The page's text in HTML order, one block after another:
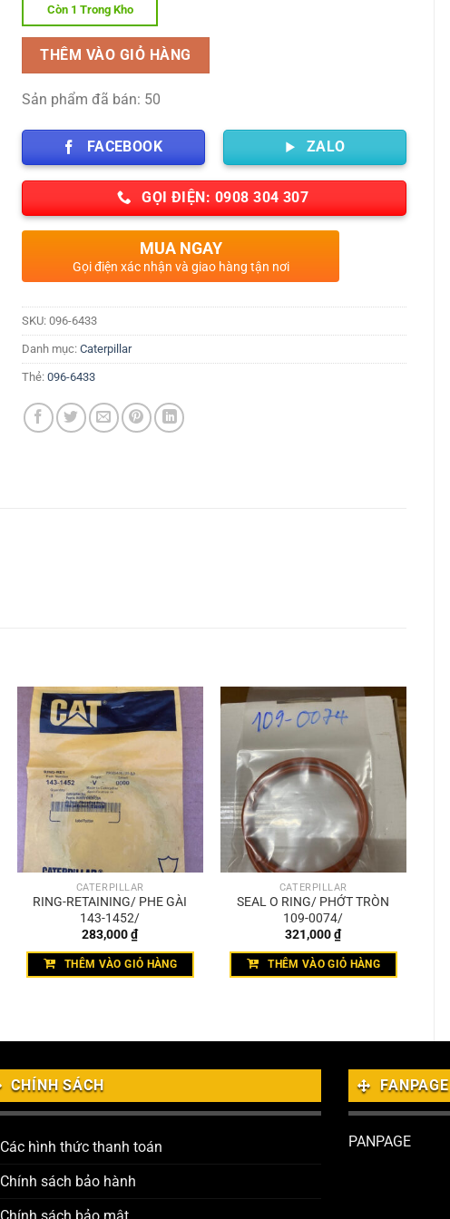
Còn 1 Trong Kho
THÊM VÀO GIỎ HÀNG
Sản phẩm đã bán: 50
FACEBOOK ZALO
GỌI ĐIỆN: 0908 304 307
MUA NGAY
Gọi điện xác nhận và giao hàng tận nơi
SKU:096-6433
Danh mục:Caterpillar
Thẻ:096-6433
CATERPILLAR
RING-RETAINING/ PHE GÀI
143-1452/
283,000₫
THÊM VÀO GIỎ HÀNG
CATERPILLAR
SEAL O RING/ PHỚT TRÒN
109-0074/
321,000₫
THÊM VÀO GIỎ HÀNG
CHÍNH SÁCH
Các hình thức thanh toán
Chính sách bảo hành
FANPAGE
PANPAGE